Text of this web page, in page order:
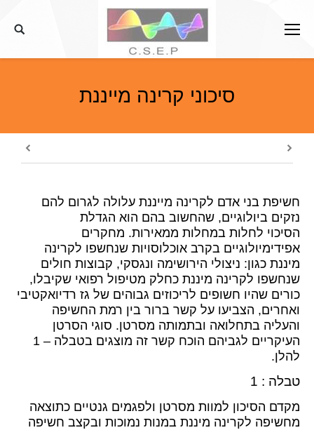
לתוכן
סיכוני קרינה מייננת
חשיפת בני אדם לקרינה מייננת עלולה לגרום להם
נזקים ביולוגיים, שהחשוב בהם הוא הגדלת
הסיכוי לחלות במחלות ממאירות. מחקרים
אפידימיולוגיים בקרב אוכלוסויות שנחשפו לקרינה
מיננת כגון: ניצולי הירושימה ונגסקי, קבוצות חולים
שנחשפו לקרינה מיננת כחלק מטיפול רפואי שקיבלו,
כורים שהיו חשופים לריכוזים גבוהים של גז רדיואקטיבי
ואחרים, הצביעו על קשר ברור בין רמת החשיפה
והעליה בתחלואה ובתמותה מסרטן. סוגי הסרטן
העיקריים לגביהם הוכח קשר זה מוצגים בטבלה – 1
להלן.
טבלה : 1
מקדם הסיכון למוות מסרטן ולפגמים גנטיים כתוצאה
מחשיפה לקרינה מיננת במנות נמוכות ובקצב חשיפה